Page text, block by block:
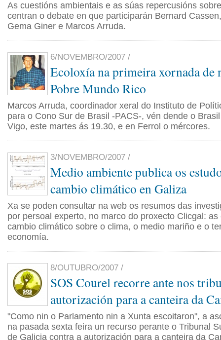
As cuestións ambientais e as súas repercusións
centran o debate en que participarán Bernard
Gema Giner e Marcos Arruda.
6/NOVEMBRO/2007 /
Ecoloxía na primeira xornada de
Pobre Mundo Rico
Marcos Arruda, coordinador xeral do Instituto de
para o Cono Sur de Brasil -PACS-, vén dende o
Vigo, este martes ás 19.30, e en Ferrol o mércores.
3/NOVEMBRO/2007 /
Medio ambiente publica os
cambio climático en Galiza
Xa se poden consultar na web os resumos das
por persoal experto, no marco do proxecto Clicgal:
cambio climático sobre o clima, o medio mariño e o
economía.
8/OUTUBRO/2007 /
SOS Courel recorre ante nos
autorización para a canteira da
"Como nin o Parlamento nin a Xunta escoitaron", a
na pasada sexta feira un recurso perante o Tribunal
de Galicia contra a autorización para a canteira da